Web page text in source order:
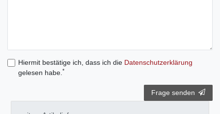
Hiermit bestätige ich, dass ich die Daten­schutz­erklärung
gelesen habe. *
Frage senden